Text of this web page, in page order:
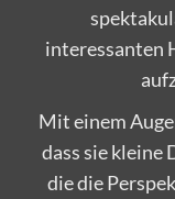
interessanten
Mit einem
dass sie kleine
die die